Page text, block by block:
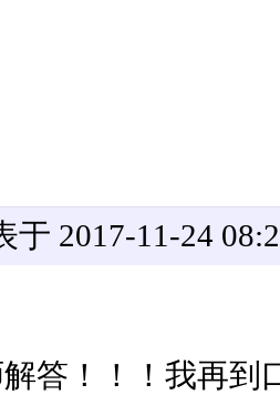
于 2017-11-24
答！！！我再到